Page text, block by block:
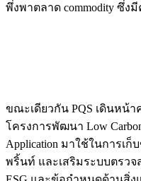
พึ่งพาตลาด commodity ซึ่ง
ขณะเดียวกัน PQS เดินหน้
โครงการพัฒนา Low
Application มาใช้ในการเ
พริ้นท์ และเสริมระบบตรว